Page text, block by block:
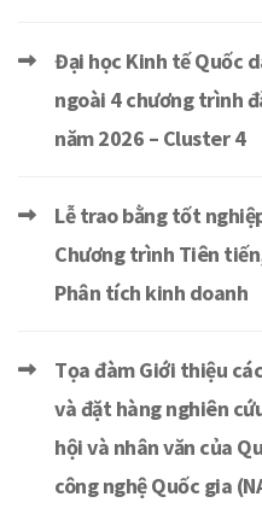
Đại học Kinh tế Quốc
ngoài 4 chương trình
năm 2026 – Cluster 4
Lễ trao bằng tốt
Chương trình Tiên
Phân tích kinh doanh
Tọa đàm Giới thiệu
và đặt hàng nghiên
hội và nhân văn của
công nghệ Quốc gia